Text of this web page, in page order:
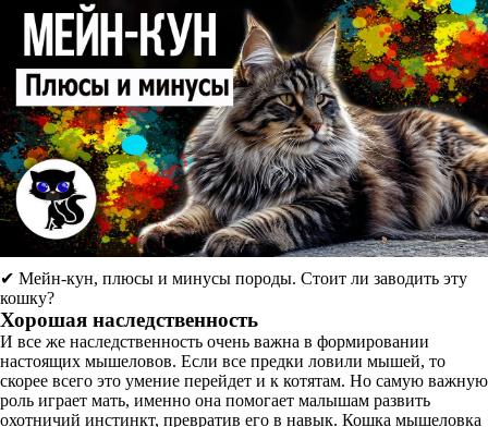
✔ Мейн-кун, плюсы и минусы породы. Стоит ли заводить эту
кошку?
Хорошая наследственность
И все же наследственность очень важна в формировании
настоящих мышеловов. Если все предки ловили мышей, то
скорее всего это умение перейдет и к котятам. Но самую важную
роль играет мать, именно она помогает малышам развить
охотничий инстинкт, превратив его в навык. Кошка мышеловка